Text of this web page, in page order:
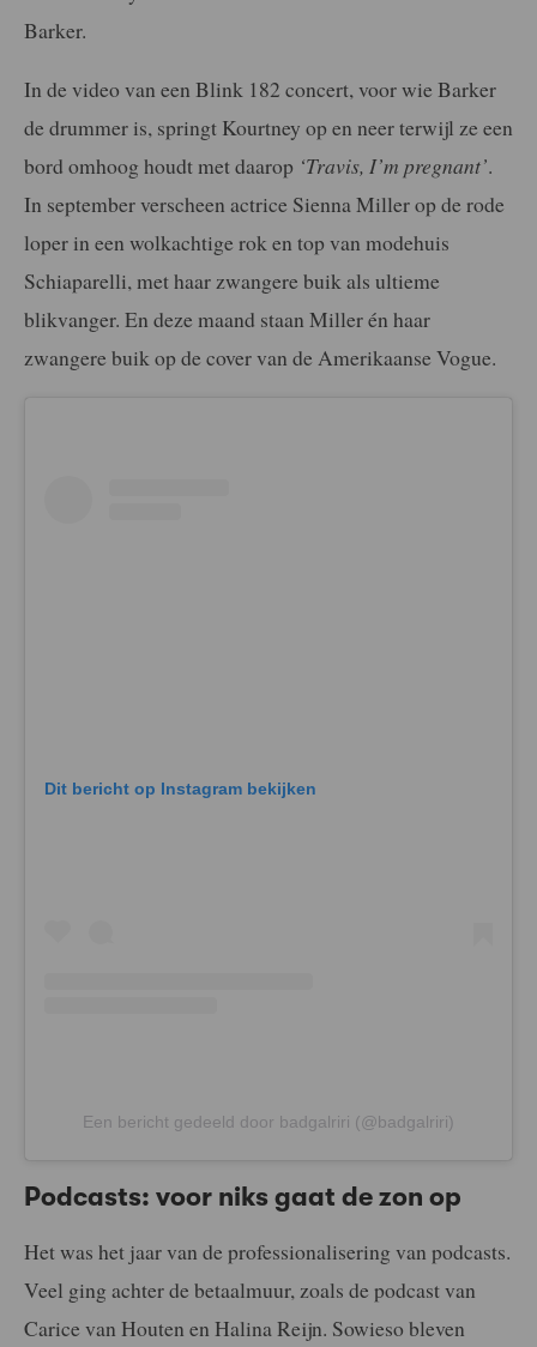
Barker.
In de video van een Blink 182 concert, voor wie Barker
de drummer is, springt Kourtney op en neer terwijl ze een
bord omhoog houdt met daarop ‘Travis, I’m pregnant’.
In september verscheen actrice Sienna Miller op de rode
loper in een wolkachtige rok en top van modehuis
Schiaparelli, met haar zwangere buik als ultieme
blikvanger. En deze maand staan Miller én haar
zwangere buik op de cover van de Amerikaanse Vogue.
Dit bericht op Instagram bekijken
Een bericht gedeeld door badgalriri (@badgalriri)
Podcasts: voor niks gaat de zon op
Het was het jaar van de professionalisering van podcasts.
Veel ging achter de betaalmuur, zoals de podcast van
Carice van Houten en Halina Reijn. Sowieso bleven